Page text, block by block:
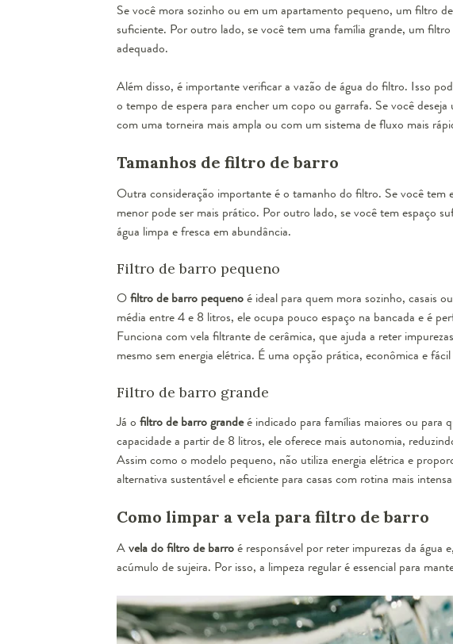
Se você mora sozinho ou em um apartamento pequeno, um filtro
suficiente. Por outro lado, se você tem uma família grande, um
adequado.
Além disso, é importante verificar a vazão de água do filtro. Isso
o tempo de espera para encher um copo ou garrafa. Se você
com uma torneira mais ampla ou com um sistema de fluxo mais
Tamanhos de filtro de barro
Outra consideração importante é o tamanho do filtro. Se você tem
menor pode ser mais prático. Por outro lado, se você tem espaço
água limpa e fresca em abundância.
Filtro de barro pequeno
Ofiltro de barro pequenoé ideal para quem mora sozinho, casais
média entre 4 e 8 litros, ele ocupa pouco espaço na bancada e é
Funciona com vela filtrante de cerâmica, que ajuda a reter
mesmo sem energia elétrica. É uma opção prática, econômica e
Filtro de barro grande
Já o filtro de barro grandeé indicado para famílias maiores ou para
capacidade a partir de 8 litros, ele oferece mais autonomia,
Assim como o modelo pequeno, não utiliza energia elétrica e
alternativa sustentável e eficiente para casas com rotina mais
Como limpar a vela para filtro de barro
Avela do filtro de barroé responsável por reter impurezas da água
acúmulo de sujeira. Por isso, a limpeza regular é essencial para